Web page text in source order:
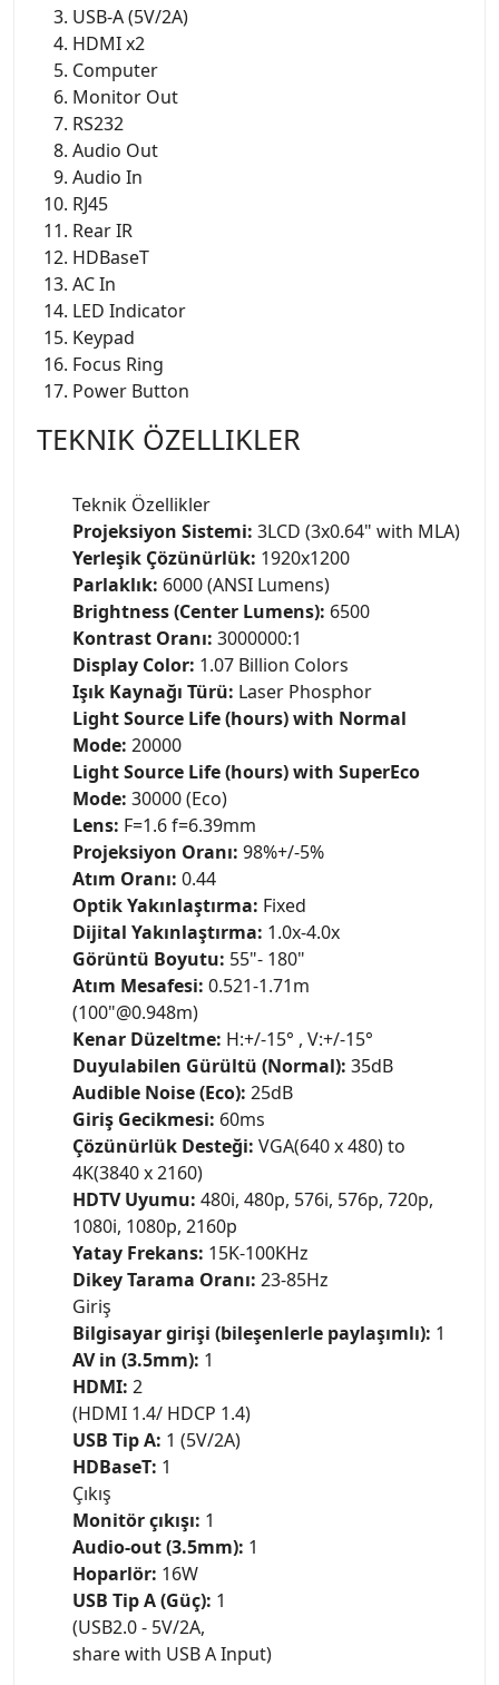
USB-A (5V/2A)
HDMI x2
Computer
Monitor Out
RS232
Audio Out
Audio In
RJ45
Rear IR
HDBaseT
AC In
LED Indicator
Keypad
Focus Ring
Power Button
TEKNIK ÖZELLIKLER
Teknik Özellikler
Projeksiyon Sistemi: 3LCD (3x0.64" with MLA)
Yerleşik Çözünürlük: 1920x1200
Parlaklık: 6000 (ANSI Lumens)
Brightness (Center Lumens): 6500
Kontrast Oranı: 3000000:1
Display Color: 1.07 Billion Colors
Işık Kaynağı Türü: Laser Phosphor
Light Source Life (hours) with Normal
Mode: 20000
Light Source Life (hours) with SuperEco
Mode: 30000 (Eco)
Lens: F=1.6 f=6.39mm
Projeksiyon Oranı: 98%+/-5%
Atım Oranı: 0.44
Optik Yakınlaştırma: Fixed
Dijital Yakınlaştırma: 1.0x-4.0x
Görüntü Boyutu: 55"- 180"
Atım Mesafesi: 0.521-1.71m
(100"@0.948m)
Kenar Düzeltme: H:+/-15° , V:+/-15°
Duyulabilen Gürültü (Normal): 35dB
Audible Noise (Eco): 25dB
Giriş Gecikmesi: 60ms
Çözünürlük Desteği: VGA(640 x 480) to
4K(3840 x 2160)
HDTV Uyumu: 480i, 480p, 576i, 576p, 720p,
1080i, 1080p, 2160p
Yatay Frekans: 15K-100KHz
Dikey Tarama Oranı: 23-85Hz
Giriş
Bilgisayar girişi (bileşenlerle paylaşımlı): 1
AV in (3.5mm): 1
HDMI: 2
(HDMI 1.4/ HDCP 1.4)
USB Tip A: 1 (5V/2A)
HDBaseT: 1
Çıkış
Monitör çıkışı: 1
Audio-out (3.5mm): 1
Hoparlör: 16W
USB Tip A (Güç): 1
(USB2.0 - 5V/2A,
share with USB A Input)